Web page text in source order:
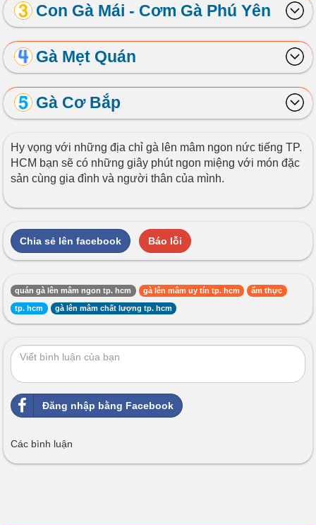
Con Gà Mái - Cơm Gà Phú Yên
Gà Mẹt Quán
Gà Cơ Bắp
Hy vọng với những địa chỉ gà lên mâm ngon nức tiếng TP.
HCM bạn sẽ có những giây phút ngon miệng với món đặc
sản cùng gia đình và người thân của mình.
Chia sẻ lên facebook Báo lỗi
quán gà lên mâm ngon tp. hcm gà lên mâm uy tín tp. hcm ẩm thực
tp. hcm gà lên mâm chất lượng tp. hcm
Đăng nhập bằng Facebook
Các bình luận